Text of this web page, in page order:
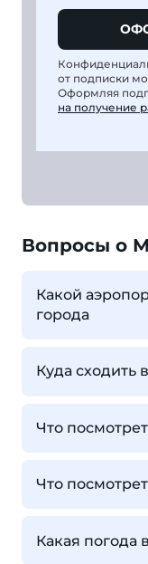
от подписки
Оформляя
на получение
Вопросы о
Какой
города
Куда сходить
Что
Что
Какая погода